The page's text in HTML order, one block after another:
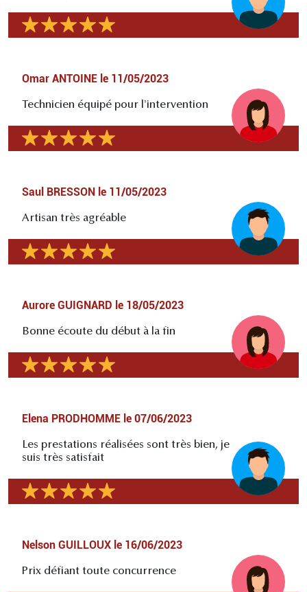
Omar ANTOINE le 11/05/2023
Technicien équipé pour l'intervention
Saul BRESSON le 11/05/2023
Artisan très agréable
Aurore GUIGNARD le 18/05/2023
Bonne écoute du début à la fin
Elena PRODHOMME le 07/06/2023
Les prestations réalisées sont très bien, je
suis très satisfait
Nelson GUILLOUX le 16/06/2023
Prix défiant toute concurrence